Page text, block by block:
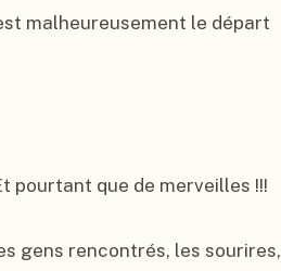
malheureusement le départ
pourtant que de merveilles !!!
gens rencontrés, les sourires,